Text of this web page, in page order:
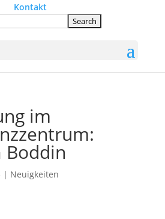
Kontakt
im
Boddin
| Neuigkeiten